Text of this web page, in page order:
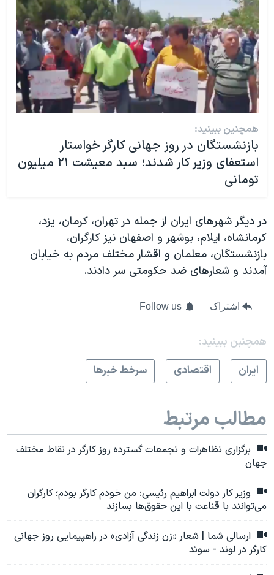
همچنین ببینید:
بازنشستگان در روز جهانی کارگر خواستار
استعفای وزیر کار شدند؛ سبد معیشت ۲۱ میلیون
تومانی
در دیگر شهرهای ایران از جمله در تهران، کرمان، یزد،
کرمانشاه، ایلام، بوشهر و اصفهان نیز کارگران،
بازنشستگان، معلمان و اقشار مختلف مردم به خیابان
آمدند و شعارهای ضد حکومتی سر دادند.
اشتراک Follow us
همچنبن ببینید:
ايران
اقتصادی سرخط خبرها
مطالب مرتبط
برگزاری تظاهرات و تجمعات گسترده روز کارگر در نقاط مختلف
جهان
وزیر کار دولت ابراهیم رئیسی:‌ من خودم کارگر بودم؛ کارگران
می‌توانند با قناعت با این حقوق‌ها بسازند
ارسالی شما | شعار «زن زندگی آزادی» در راهپیمایی روز جهانی
کارگر در لوند - سوئد